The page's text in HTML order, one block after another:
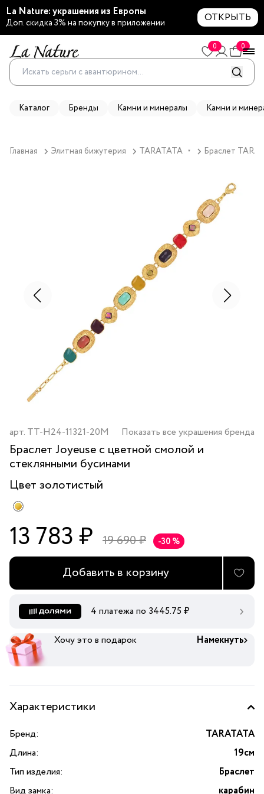
La Nature: украшения из Европы
Доп. скидка 3% на покупку в приложении ОТКРЫТЬ
0 0
Каталог Бренды Камни и минералы Камни и
Главная Элитная бижутерия TARATATA ▼ Браслет
арт. TT-H24-11321-20M Показать все украшения бренда
Браслет Joyeuse с цветной смолой и
стеклянными бусинами
Цвет золотистый
13 783 ₽ 19 690 ₽ -30 %
Добавить в корзину
4 платежа по 3445.75 ₽
Хочу это в подарок Намекнуть
Характеристики
Бренд:
TARATATA
Длина:
19см
Тип изделия:
Браслет
Вид замка:
карабин